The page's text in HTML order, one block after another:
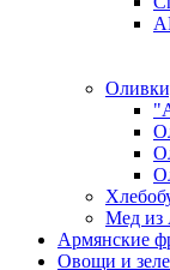
Мед из
Армянские
Овощи и